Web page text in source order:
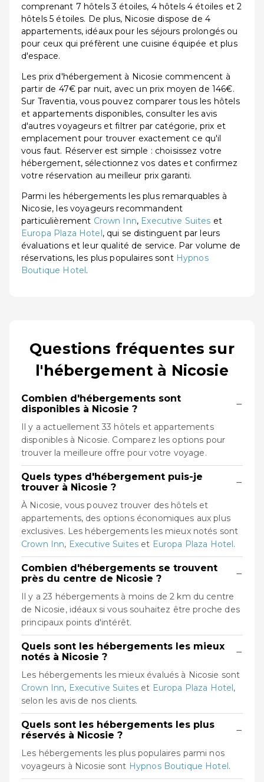
comprenant 7 hôtels 3 étoiles, 4 hôtels 4 étoiles et 2
hôtels 5 étoiles. De plus, Nicosie dispose de 4
appartements, idéaux pour les séjours prolongés ou
pour ceux qui préfèrent une cuisine équipée et plus
d'espace.
Les prix d'hébergement à Nicosie commencent à
partir de 47€ par nuit, avec un prix moyen de 146€.
Sur Traventia, vous pouvez comparer tous les hôtels
et appartements disponibles, consulter les avis
d'autres voyageurs et filtrer par catégorie, prix et
emplacement pour trouver exactement ce qu'il
vous faut. Réserver est simple : choisissez votre
hébergement, sélectionnez vos dates et confirmez
votre réservation au meilleur prix garanti.
Parmi les hébergements les plus remarquables à
Nicosie, les voyageurs recommandent
particulièrement Crown Inn, Executive Suites et
Europa Plaza Hotel, qui se distinguent par leurs
évaluations et leur qualité de service. Par volume de
réservations, les plus populaires sont Hypnos
Boutique Hotel.
Questions fréquentes sur
l'hébergement à Nicosie
Combien d'hébergements sont
disponibles à Nicosie ?
−
Il y a actuellement 33 hôtels et appartements
disponibles à Nicosie. Comparez les options pour
trouver la meilleure offre pour votre voyage.
Quels types d'hébergement puis-je
trouver à Nicosie ?
−
À Nicosie, vous pouvez trouver des hôtels et
appartements, des options économiques aux plus
exclusives. Les hébergements les mieux notés sont
Crown Inn, Executive Suites et Europa Plaza Hotel.
Combien d'hébergements se trouvent
près du centre de Nicosie ?
−
Il y a 23 hébergements à moins de 2 km du centre
de Nicosie, idéaux si vous souhaitez être proche des
principaux points d'intérêt.
Quels sont les hébergements les mieux
notés à Nicosie ?
−
Les hébergements les mieux évalués à Nicosie sont
Crown Inn, Executive Suites et Europa Plaza Hotel,
selon les avis de nos clients.
Quels sont les hébergements les plus
réservés à Nicosie ?
−
Les hébergements les plus populaires parmi nos
voyageurs à Nicosie sont Hypnos Boutique Hotel.